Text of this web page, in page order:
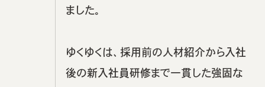
ました。
ゆくゆくは、採用前の人材紹介から入社
後の新入社員研修まで一貫した強固な